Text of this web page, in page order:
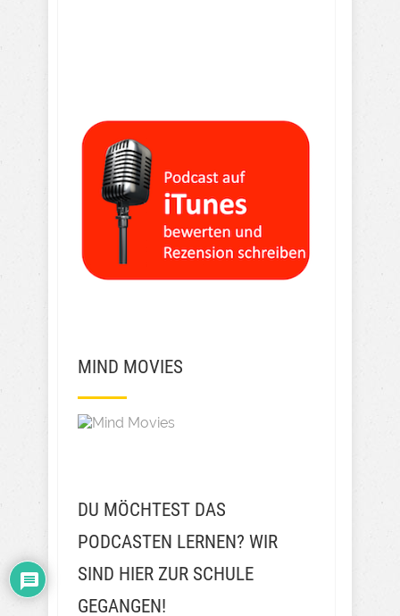
MIND MOVIES
DU MÖCHTEST DAS
PODCASTEN LERNEN? WIR
SIND HIER ZUR SCHULE
GEGANGEN!